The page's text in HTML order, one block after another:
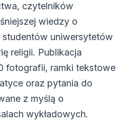
czytelników
wiedzy o
uniwersytetów
religii. Publikacja
fotografii, ramki tekstowe
oraz pytania do
z myślą o
wykładowych.